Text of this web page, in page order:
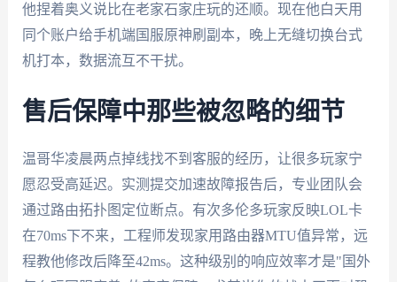
他捏着奥义说比在老家石家庄玩的还顺。现在他白天用
同个账户给手机端国服原神刷副本，晚上无缝切换台式
机打本，数据流互不干扰。
售后保障中那些被忽略的细节
温哥华凌晨两点掉线找不到客服的经历，让很多玩家宁
愿忍受高延迟。实测提交加速故障报告后，专业团队会
通过路由拓扑图定位断点。有次多伦多玩家反映LOL卡
在70ms下不来，工程师发现家用路由器MTU值异常，远
程教他修改后降至42ms。这种级别的响应效率才是"国外